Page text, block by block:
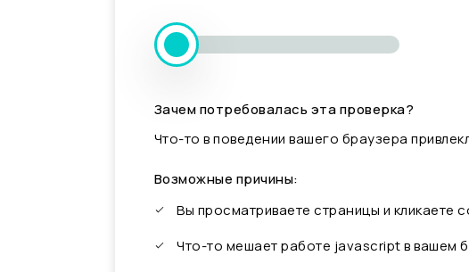
Зачем потребовалась эта проверка?
Что-то в поведении вашего браузера
Возможные причины:
Вы просматриваете страницы и
Что-то мешает работе javascript в вашем